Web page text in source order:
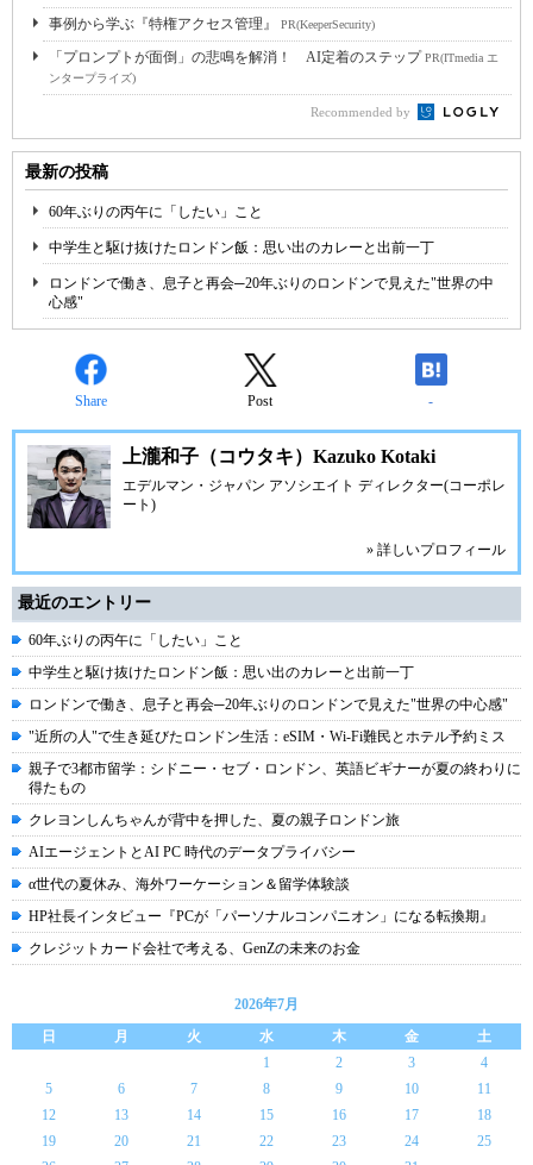
事例から学ぶ『特権アクセス管理』 PR(KeeperSecurity)
「プロンプトが面倒」の悲鳴を解消！ AI定着のステップPR(ITmedia エ
ンタープライズ)
Recommended by
最新の投稿
60年ぶりの丙午に「したい」こと
中学生と駆け抜けたロンドン飯：思い出のカレーと出前一丁
ロンドンで働き、息子と再会─20年ぶりのロンドンで見えた"世界の中
心感"
Share Post -
上瀧和子（コウタキ）Kazuko Kotaki
エデルマン・ジャパン アソシエイト ディレクター(コーポレ
ート)
» 詳しいプロフィール
最近のエントリー
60年ぶりの丙午に「したい」こと
中学生と駆け抜けたロンドン飯：思い出のカレーと出前一丁
ロンドンで働き、息子と再会─20年ぶりのロンドンで見えた"世界の中心感"
"近所の人"で生き延びたロンドン生活：eSIM・Wi-Fi難民とホテル予約ミス
親子で3都市留学：シドニー・セブ・ロンドン、英語ビギナーが夏の終わりに
得たもの
クレヨンしんちゃんが背中を押した、夏の親子ロンドン旅
AIエージェントとAI PC 時代のデータプライバシー
α世代の夏休み、海外ワーケーション＆留学体験談
HP社長インタビュー『PCが「パーソナルコンパニオン」になる転換期』
クレジットカード会社で考える、GenZの未来のお金
2026年7月
日
月 火 水 木 金
土
1
2 3
4
5
6 7 8 9 10
11
12
13 14 15 16 17
18
19
20 21 22 23 24
25